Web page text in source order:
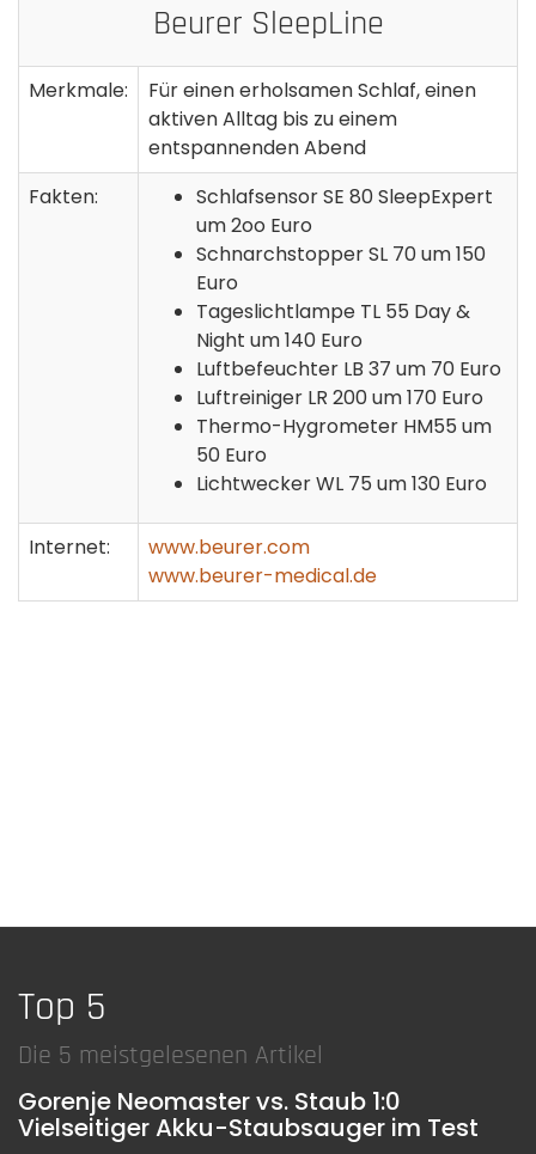
Beurer SleepLine
Merkmale:
Für einen erholsamen Schlaf, einen
aktiven Alltag bis zu einem
entspannenden Abend
Fakten:
Schlafsensor SE 80 SleepExpert
um 2oo Euro
Schnarchstopper SL 70 um 150
Euro
Tageslichtlampe TL 55 Day &
Night um 140 Euro
Luftbefeuchter LB 37 um 70 Euro
Luftreiniger LR 200 um 170 Euro
Thermo-Hygrometer HM55 um
50 Euro
Lichtwecker WL 75 um 130 Euro
Internet:
www.beurer.com
www.beurer-medical.de
Top 5
Die 5 meistgelesenen Artikel
Gorenje Neomaster vs. Staub 1:0
Vielseitiger Akku-Staubsauger im Test